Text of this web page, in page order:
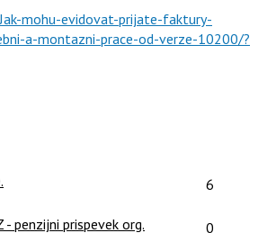
mohu-evidovat-prijate-faktury-
a-montazni-prace-od-verze-10200/?
Počet reakcí:
6
- penzijni prispevek org. Počet reakcí:
0